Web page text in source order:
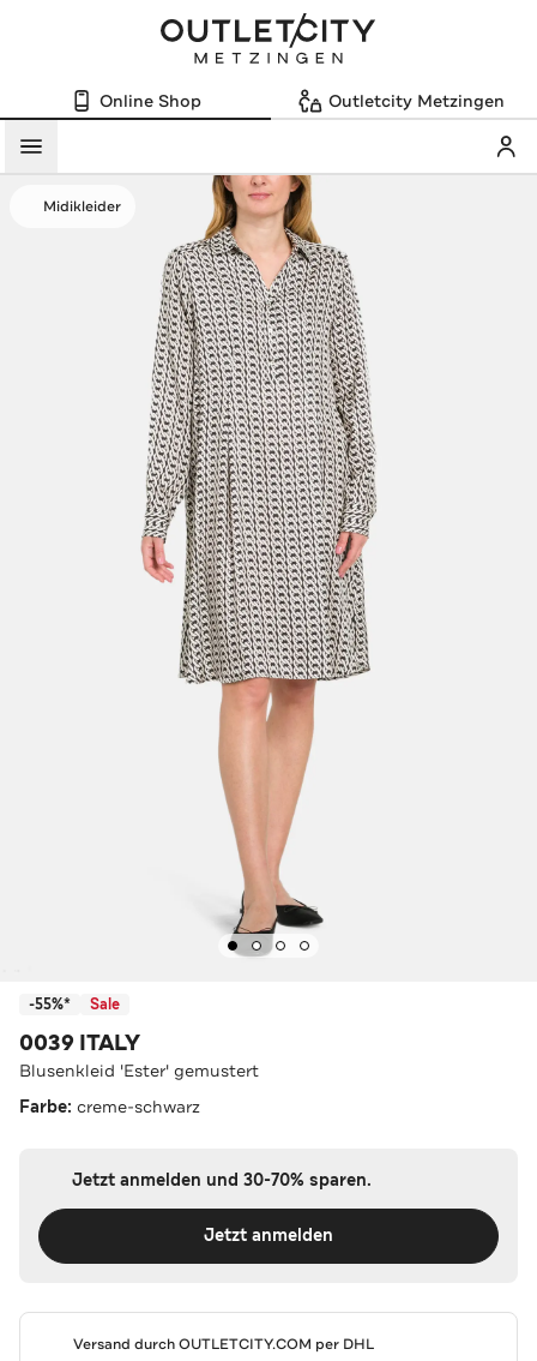
Online Shop Outletcity Metzingen
Menü
Midikleider
-55%* Sale
0039 ITALY
Blusenkleid 'Ester' gemustert
Farbe: creme-schwarz
Jetzt anmelden und 30-70% sparen.
Jetzt anmelden
Versand durchOUTLETCITY.COM per DHL